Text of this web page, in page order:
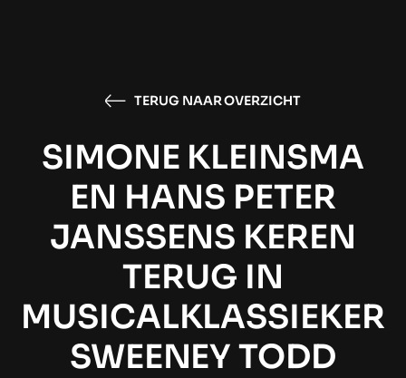
TERUG NAAR OVERZICHT
SIMONE KLEINSMA
EN HANS PETER
JANSSENS KEREN
TERUG IN
MUSICALKLASSIEKER
SWEENEY TODD